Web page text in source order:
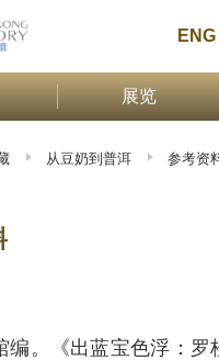
ENG
展览
从豆奶到普洱 参考资
编。《出蓝宝色浮：罗